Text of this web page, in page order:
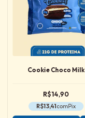
Cookie Choco Milk
R$14,90
R$13,41comPix